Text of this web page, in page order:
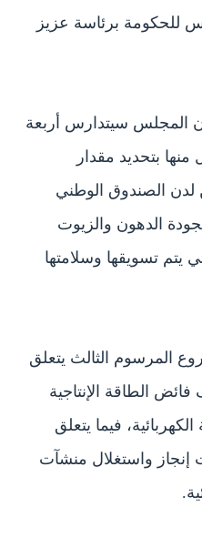
للحكومة برئاسة عزيز
المجلس سيتدارس أربعة
بتحديد مقدار
لدن الصندوق الوطني
الدهون والزيوت
يتم تسويقها وسلامتها
المرسوم الثالث يتعلق
الطاقة الإنتاجية
فيما يتعلق
إنجاز واستغلال منشآت